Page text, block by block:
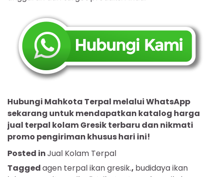
Hubungi Mahkota Terpal melalui WhatsApp
sekarang untuk mendapatkan katalog harga
jual terpal kolam Gresik terbaru dan nikmati
promo pengiriman khusus hari ini!
Posted inJual Kolam Terpal
Taggedagen terpal ikan gresik., budidaya ikan